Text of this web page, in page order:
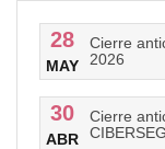
28
MAY
Cierre
2026
30
ABR
Cierre